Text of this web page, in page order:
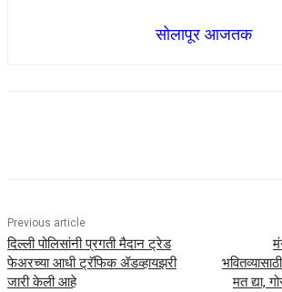
सोलापूर आजतक
Previous article
दिल्ली पोलिसांनी प्रगती मैदान ट्रेड
फेअरच्या आधी ट्रॅफिक ॲडव्हायझरी
जारी केली आहे
मत द्या,